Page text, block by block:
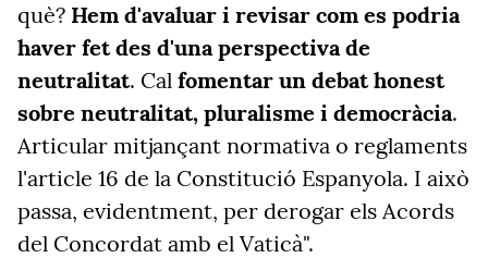
què? Hem d'avaluar i revisar com es podria
haver fet des d'una perspectiva de
neutralitat. Cal fomentar un debat honest
sobre neutralitat, pluralisme i democràcia.
Articular mitjançant normativa o reglaments
l'article 16 de la Constitució Espanyola. I això
passa, evidentment, per derogar els Acords
del Concordat amb el Vaticà".